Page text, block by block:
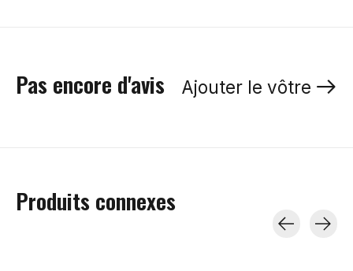
Pas encore d'avis Ajouter le vôtre
Produits connexes